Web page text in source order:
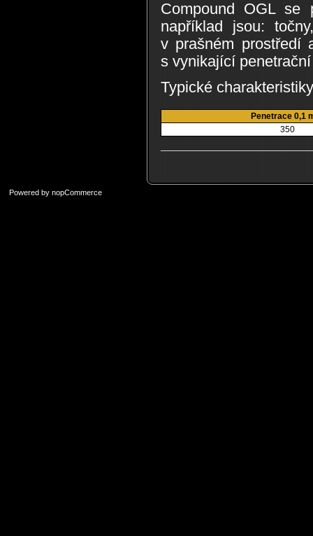
Compound OGL se
například jsou:
v prašném prostředí
s vynikající
Typické
Penetrace 0,1
350
Powered by nopCommerce